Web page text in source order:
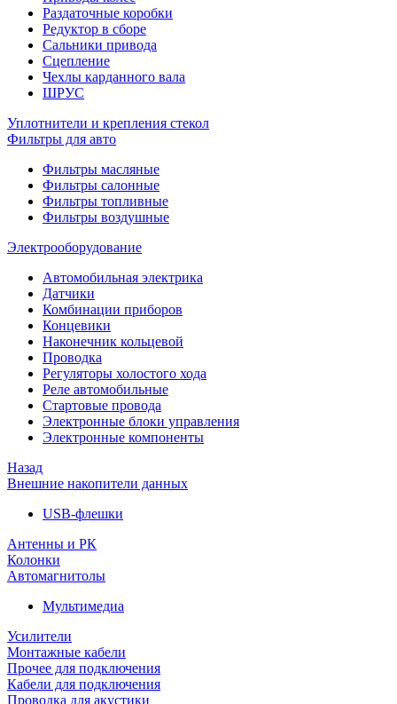
Раздаточные коробки
Редуктор в сборе
Сальники привода
Сцепление
Чехлы карданного вала
ШРУС
Уплотнители и крепления стекол
Фильтры для авто
Фильтры масляные
Фильтры салонные
Фильтры топливные
Фильтры воздушные
Электрооборудование
Автомобильная электрика
Датчики
Комбинации приборов
Концевики
Наконечник кольцевой
Проводка
Регуляторы холостого хода
Реле автомобильные
Стартовые провода
Электронные блоки управления
Электронные компоненты
Назад
Внешние накопители данных
USB-флешки
Антенны и РК
Колонки
Автомагнитолы
Мультимедиа
Усилители
Монтажные кабели
Прочее для подключения
Кабели для подключения
Проводка для акустики